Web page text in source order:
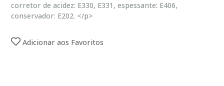
corretor de acidez: E330, E331, espessante: E406,
conservador: E202. </p>
Adicionar aos Favoritos